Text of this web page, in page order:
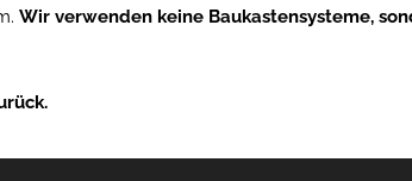
Wir verwenden keine Baukastensysteme,